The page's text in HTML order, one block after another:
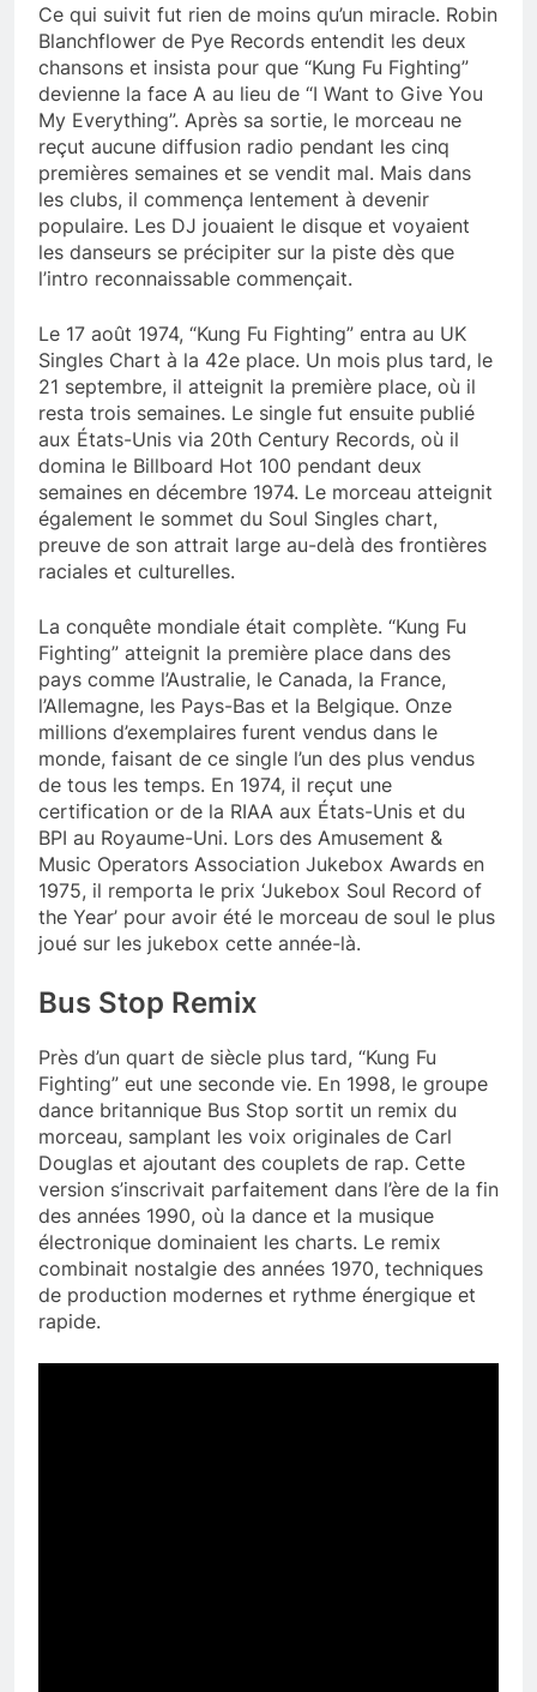
Ce qui suivit fut rien de moins qu’un miracle. Robin
Blanchflower de Pye Records entendit les deux
chansons et insista pour que “Kung Fu Fighting”
devienne la face A au lieu de “I Want to Give You
My Everything”. Après sa sortie, le morceau ne
reçut aucune diffusion radio pendant les cinq
premières semaines et se vendit mal. Mais dans
les clubs, il commença lentement à devenir
populaire. Les DJ jouaient le disque et voyaient
les danseurs se précipiter sur la piste dès que
l’intro reconnaissable commençait.
Le 17 août 1974, “Kung Fu Fighting” entra au UK
Singles Chart à la 42e place. Un mois plus tard, le
21 septembre, il atteignit la première place, où il
resta trois semaines. Le single fut ensuite publié
aux États-Unis via 20th Century Records, où il
domina le Billboard Hot 100 pendant deux
semaines en décembre 1974. Le morceau atteignit
également le sommet du Soul Singles chart,
preuve de son attrait large au-delà des frontières
raciales et culturelles.
La conquête mondiale était complète. “Kung Fu
Fighting” atteignit la première place dans des
pays comme l’Australie, le Canada, la France,
l’Allemagne, les Pays-Bas et la Belgique. Onze
millions d’exemplaires furent vendus dans le
monde, faisant de ce single l’un des plus vendus
de tous les temps. En 1974, il reçut une
certification or de la RIAA aux États-Unis et du
BPI au Royaume-Uni. Lors des Amusement &
Music Operators Association Jukebox Awards en
1975, il remporta le prix ‘Jukebox Soul Record of
the Year’ pour avoir été le morceau de soul le plus
joué sur les jukebox cette année-là.
Bus Stop Remix
Près d’un quart de siècle plus tard, “Kung Fu
Fighting” eut une seconde vie. En 1998, le groupe
dance britannique Bus Stop sortit un remix du
morceau, samplant les voix originales de Carl
Douglas et ajoutant des couplets de rap. Cette
version s’inscrivait parfaitement dans l’ère de la fin
des années 1990, où la dance et la musique
électronique dominaient les charts. Le remix
combinait nostalgie des années 1970, techniques
de production modernes et rythme énergique et
rapide.